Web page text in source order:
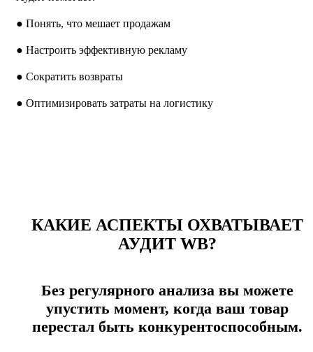
● Понять, что мешает продажам
● Настроить эффективную рекламу
● Сократить возвраты
● Оптимизировать затраты на логистику
КАКИЕ АСПЕКТЫ ОХВАТЫВАЕТ
АУДИТ WB?
Без регулярного анализа вы можете
упустить момент, когда ваш товар
перестал быть конкурентоспособным.